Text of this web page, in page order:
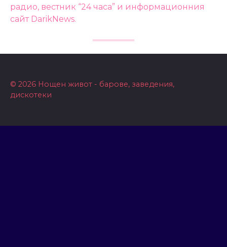
радио, вестник “24 часа” и информационния
сайт DarikNews.
© 2026 Нощен живот - барове, заведения,
дискотеки